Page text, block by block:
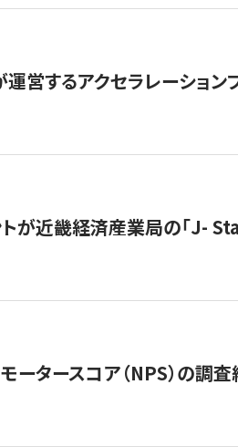
営するアクセラレーション
が近畿経済産業局の「J-
ータースコア（NPS）の調